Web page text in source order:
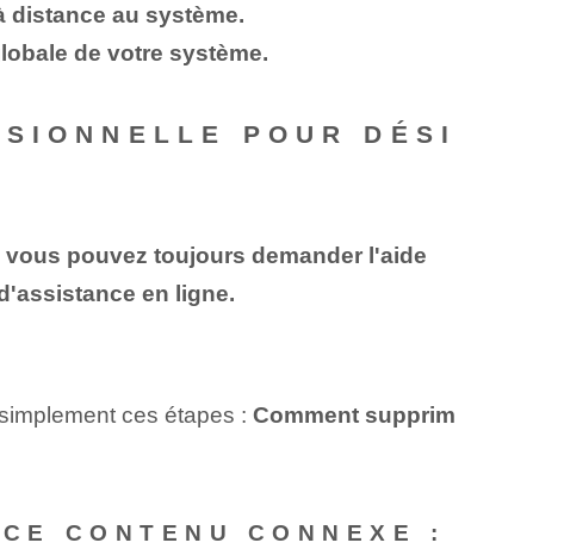
distance au système.
de votre système.
POUR DÉSI
pouvez toujours demander l'aide
en ligne.
ces étapes : Comment supprim
CONTENU CONNEXE :